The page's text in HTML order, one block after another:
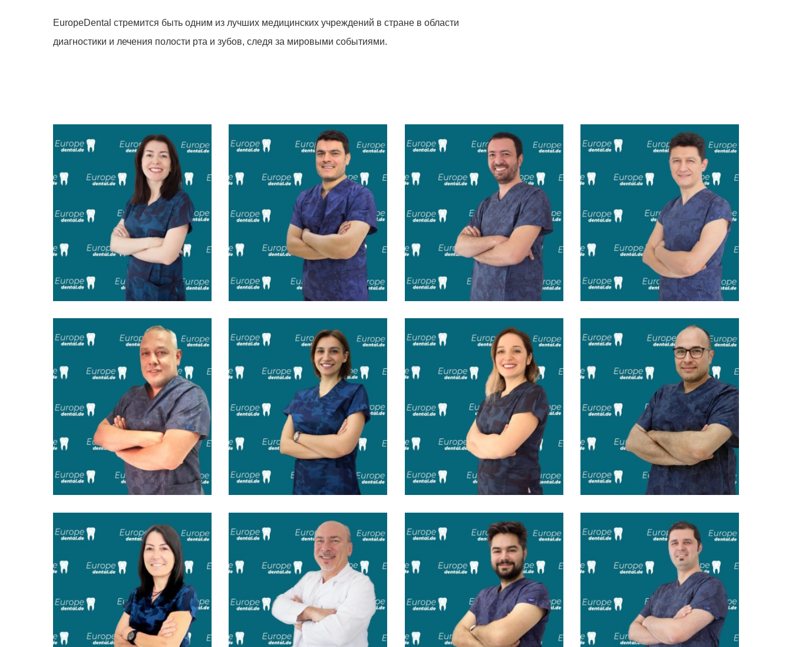
EuropeDental стремится быть одним из лучших медицинских учреждений в стране в области
диагностики и лечения полости рта и зубов, следя за мировыми событиями.
Dt. Sinem Balkanlı Dt. Nuri Yılankırkan Dt. Onur Er Dt. Sinan Kılıç
Dt. Enis Yardımcı Dt. Ece Er Dt. Özlem Acar Dt. Serhat Nural